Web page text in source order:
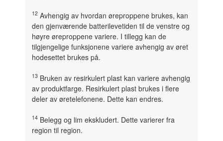
12 Avhengig av hvordan øreproppene brukes, kan
den gjenværende batterilevetiden til de venstre og
høyre øreproppene variere. I tillegg kan de
tilgjengelige funksjonene variere avhengig av øret
hodesettet brukes på.
13 Bruken av resirkulert plast kan variere avhengig
av produktfarge. Resirkulert plast brukes i flere
deler av øretelefonene. Dette kan endres.
14 Belegg og lim ekskludert. Dette varierer fra
region til region.